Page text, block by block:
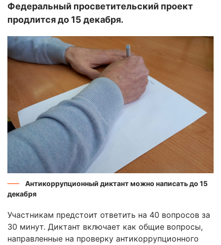
Федеральный просветительский проект
продлится до 15 декабря.
Антикоррупционный диктант можно написать до 15
декабря
Участникам предстоит ответить на 40 вопросов за
30 минут. Диктант включает как общие вопросы,
направленные на проверку антикоррупционного